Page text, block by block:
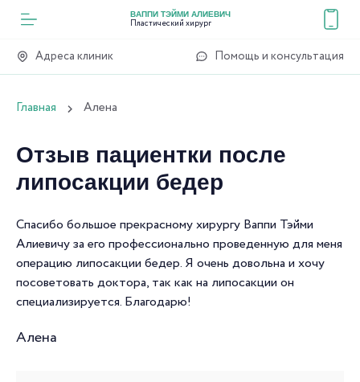
ВАППИ ТЭЙМИ АЛИЕВИЧ
Пластический хирург
Адреса клиник Помощь и консультация
Главная Алена
Отзыв пациентки после
липосакции бедер
Спасибо большое прекрасному хирургу Ваппи Тэйми
Алиевичу за его профессионально проведенную для меня
операцию липосакции бедер. Я очень довольна и хочу
посоветовать доктора, так как на липосакции он
специализируется. Благодарю!
Алена